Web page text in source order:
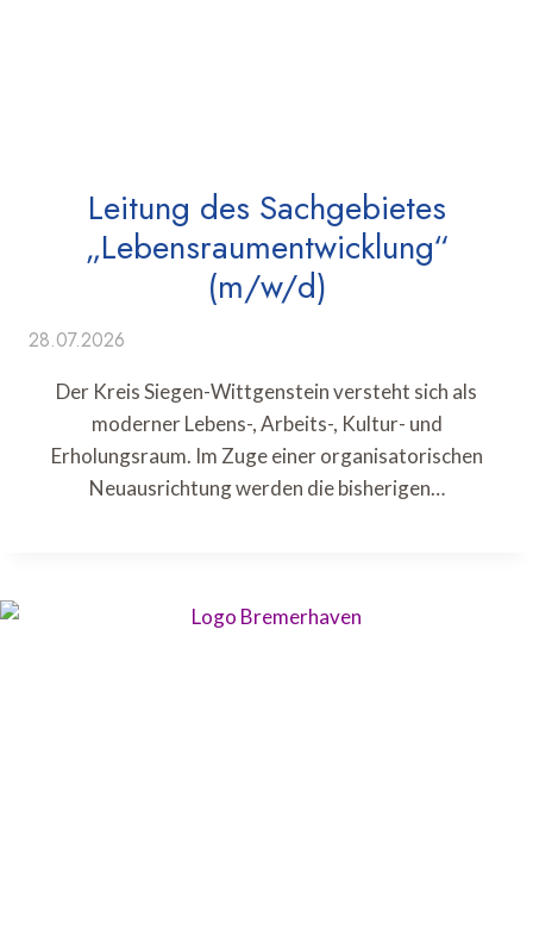
Leitung des Sachgebietes
„Lebensraumentwicklung“
(m/w/d)
28.07.2026
Der Kreis Siegen-Wittgenstein versteht sich als
moderner Lebens-, Arbeits-, Kultur- und
Erholungsraum. Im Zuge einer organisatorischen
Neuausrichtung werden die bisherigen…